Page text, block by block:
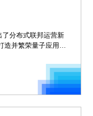
分布式联邦运营新
并繁荣量子应用生